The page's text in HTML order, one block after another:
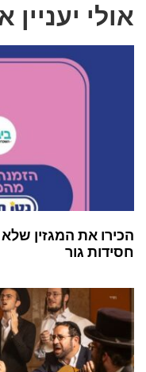
אולי
הכירו את המגזין
חסידות גור